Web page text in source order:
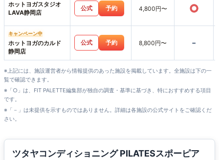
ホットヨガスタジオ
LAVA静岡店
公式 予約 4,800円〜 ○
キャンペーン中
ホットヨガのカルド
静岡店
公式 予約 8,800円〜 -
※上記には、施設運営者から情報提供のあった施設を掲載しています。全施設は下の一
覧で確認できます。
※「○」は、FIT PALETTE編集部が独自の調査・基準に基づき、特におすすめする項目
です。
※「－」は未提供を示すものではありません。詳細は各施設の公式サイトをご確認くだ
さい。
ツタヤコンディショニング PILATESスポーピア